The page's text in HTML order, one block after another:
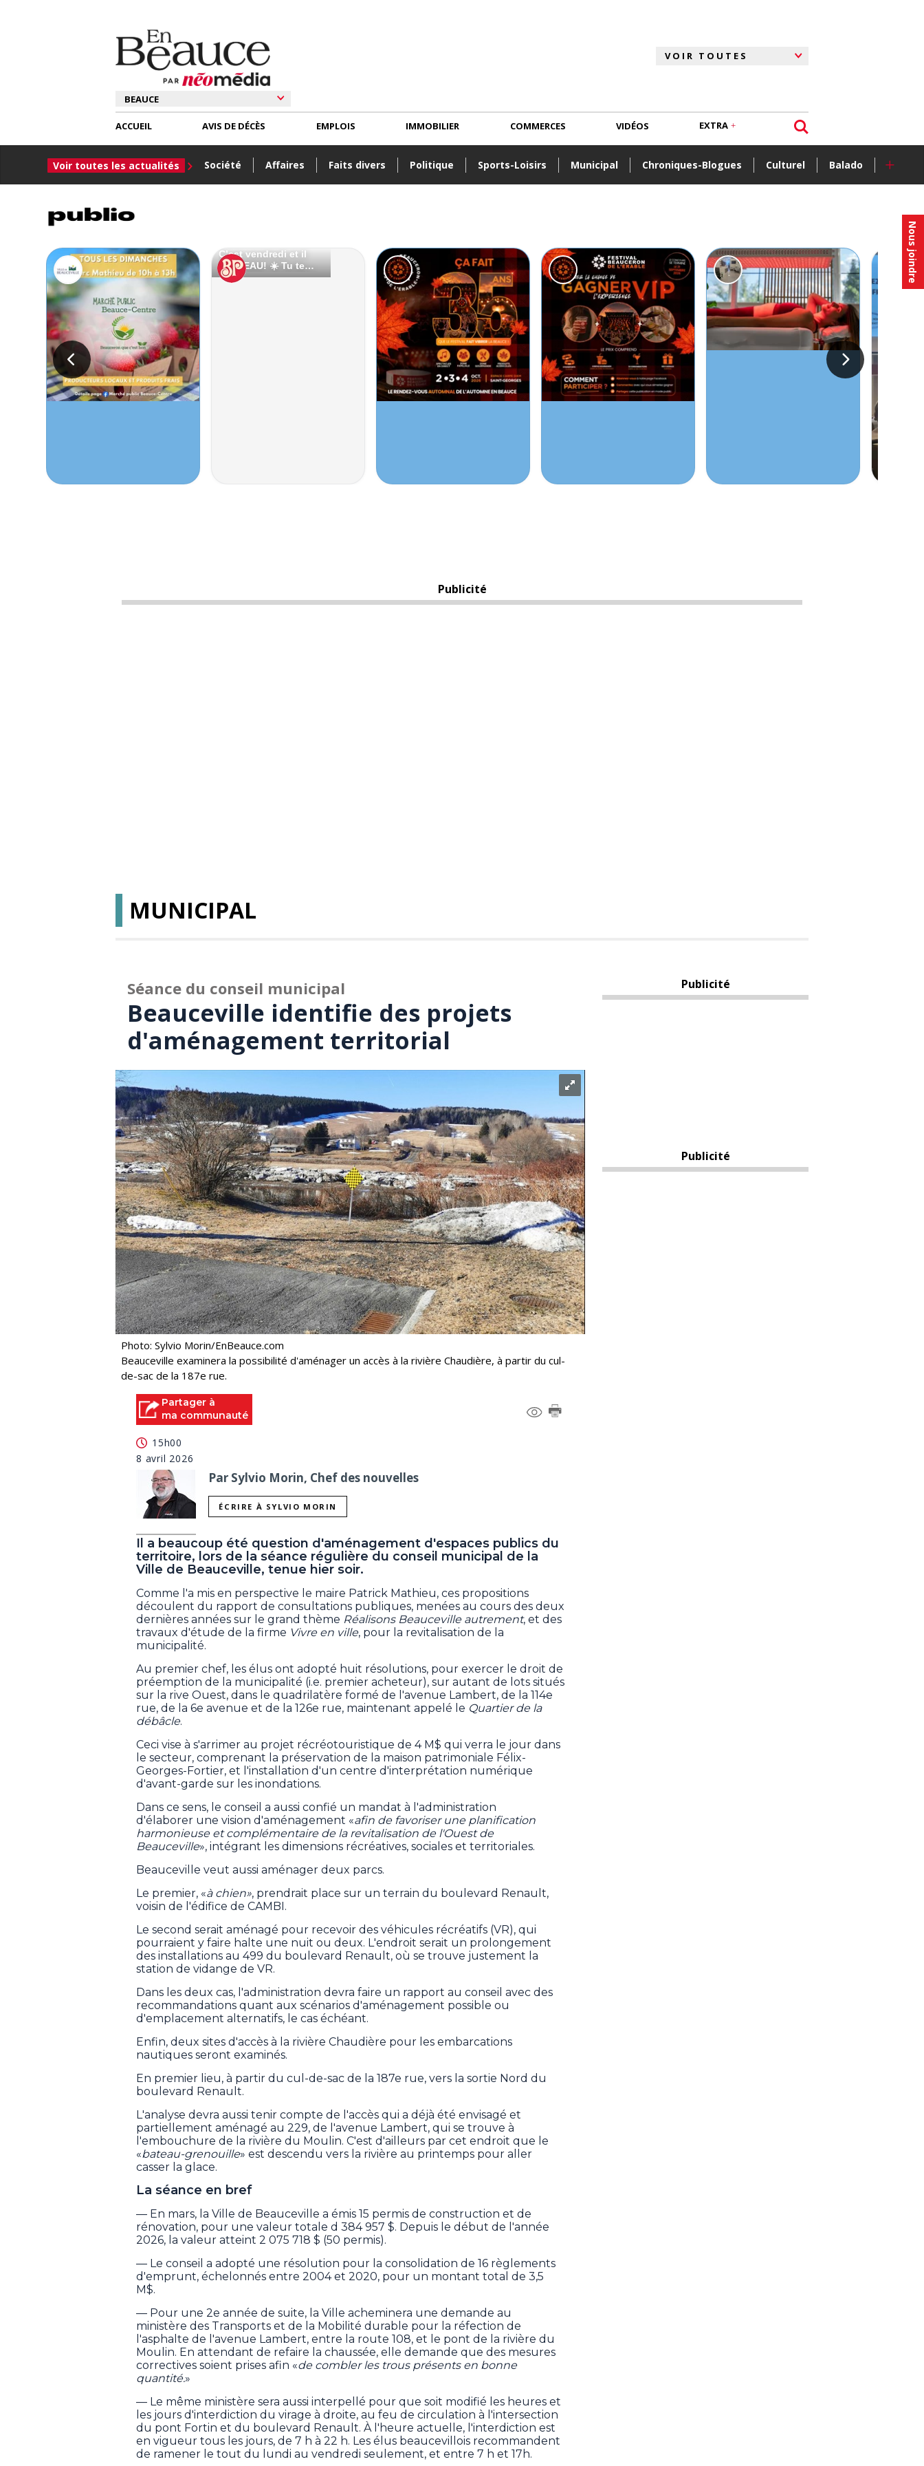
Nous joindre
ACCUEIL
Voir toutes les actualités Société Affaires Faits divers Politique Sports-Loisirs Municipal Chroniques-Blogues Culturel Balado +
AVIS DE DÉCÈS EMPLOIS IMMOBILIER COMMERCES VIDÉOS EXTRA
Publicité
MUNICIPAL
Séance du conseil municipal
Beauceville identifie des projets
d'aménagement territorial
Photo: Sylvio Morin/EnBeauce.com
Beauceville examinera la possibilité d'aménager un accès à la rivière Chaudière, à partir du cul-
de-sac de la 187e rue.
Partager à
ma communauté
15h00
8 avril 2026
Par Sylvio Morin, Chef des nouvelles
ÉCRIRE À SYLVIO MORIN
Il a beaucoup été question d'aménagement d'espaces publics du
territoire, lors de la séance régulière du conseil municipal de la
Ville de Beauceville, tenue hier soir.
Comme l'a mis en perspective le maire Patrick Mathieu, ces propositions
découlent du rapport de consultations publiques, menées au cours des deux
dernières années sur le grand thème Réalisons Beauceville autrement, et des
travaux d'étude de la firme Vivre en ville, pour la revitalisation de la
municipalité.
Au premier chef, les élus ont adopté huit résolutions, pour exercer le droit de
préemption de la municipalité (i.e. premier acheteur), sur autant de lots situés
sur la rive Ouest, dans le quadrilatère formé de l'avenue Lambert, de la 114e
rue, de la 6e avenue et de la 126e rue, maintenant appelé le Quartier de la
débâcle.
Ceci vise à s'arrimer au projet récréotouristique de 4 M$ qui verra le jour dans
le secteur, comprenant la préservation de la maison patrimoniale Félix-
Georges-Fortier, et l'installation d'un centre d'interprétation numérique
d'avant-garde sur les inondations.
Dans ce sens, le conseil a aussi confié un mandat à l'administration
d'élaborer une vision d'aménagement «afin de favoriser une planification
harmonieuse et complémentaire de la revitalisation de l'Ouest de
Beauceville», intégrant les dimensions récréatives, sociales et territoriales.
Beauceville veut aussi aménager deux parcs.
Le premier, «à chien», prendrait place sur un terrain du boulevard Renault,
voisin de l'édifice de CAMBI.
Le second serait aménagé pour recevoir des véhicules récréatifs (VR), qui
pourraient y faire halte une nuit ou deux. L'endroit serait un prolongement
des installations au 499 du boulevard Renault, où se trouve justement la
station de vidange de VR.
Dans les deux cas, l'administration devra faire un rapport au conseil avec des
recommandations quant aux scénarios d'aménagement possible ou
d'emplacement alternatifs, le cas échéant.
Enfin, deux sites d'accès à la rivière Chaudière pour les embarcations
nautiques seront examinés.
En premier lieu, à partir du cul-de-sac de la 187e rue, vers la sortie Nord du
boulevard Renault.
L'analyse devra aussi tenir compte de l'accès qui a déjà été envisagé et
partiellement aménagé au 229, de l'avenue Lambert, qui se trouve à
l'embouchure de la rivière du Moulin. C'est d'ailleurs par cet endroit que le
«bateau-grenouille» est descendu vers la rivière au printemps pour aller
casser la glace.
La séance en bref
— En mars, la Ville de Beauceville a émis 15 permis de construction et de
rénovation, pour une valeur totale d 384 957 $. Depuis le début de l'année
2026, la valeur atteint 2 075 718 $ (50 permis).
— Le conseil a adopté une résolution pour la consolidation de 16 règlements
d'emprunt, échelonnés entre 2004 et 2020, pour un montant total de 3,5
M$.
— Pour une 2e année de suite, la Ville acheminera une demande au
ministère des Transports et de la Mobilité durable pour la réfection de
l'asphalte de l'avenue Lambert, entre la route 108, et le pont de la rivière du
Moulin. En attendant de refaire la chaussée, elle demande que des mesures
correctives soient prises afin «de combler les trous présents en bonne
quantité.»
— Le même ministère sera aussi interpellé pour que soit modifié les heures et
les jours d'interdiction du virage à droite, au feu de circulation à l'intersection
du pont Fortin et du boulevard Renault. À l'heure actuelle, l'interdiction est
en vigueur tous les jours, de 7 h à 22 h. Les élus beaucevillois recommandent
de ramener le tout du lundi au vendredi seulement, et entre 7 h et 17h.
Publicité
Publicité